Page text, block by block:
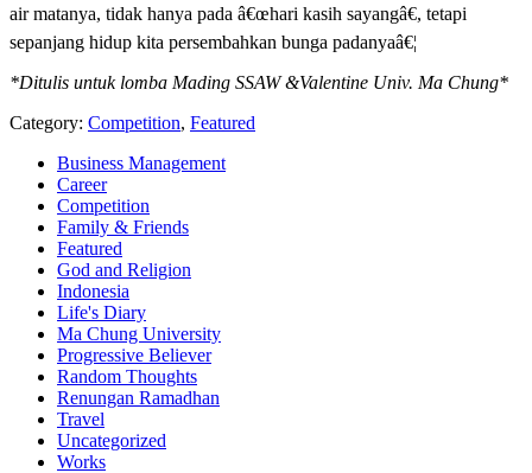
air matanya, tidak hanya pada â€œhari kasih sayangâ€, tetapi
sepanjang hidup kita persembahkan bunga padanyaâ€¦
*Ditulis untuk lomba Mading SSAW &Valentine Univ. Ma Chung*
Category: Competition, Featured
Business Management
Career
Competition
Family & Friends
Featured
God and Religion
Indonesia
Life's Diary
Ma Chung University
Progressive Believer
Random Thoughts
Renungan Ramadhan
Travel
Uncategorized
Works